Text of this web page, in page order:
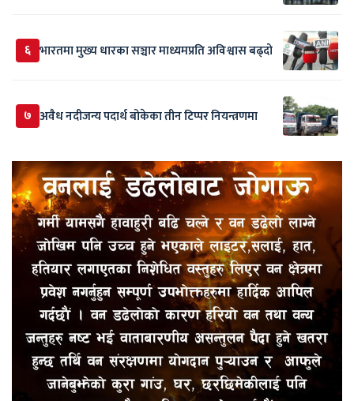
६ भारतमा मुख्य धारका सञ्चार माध्यमप्रति अविश्वास बढ्दो
७ अवैध नदीजन्य पदार्थ बोकेका तीन टिप्पर नियन्त्रणमा